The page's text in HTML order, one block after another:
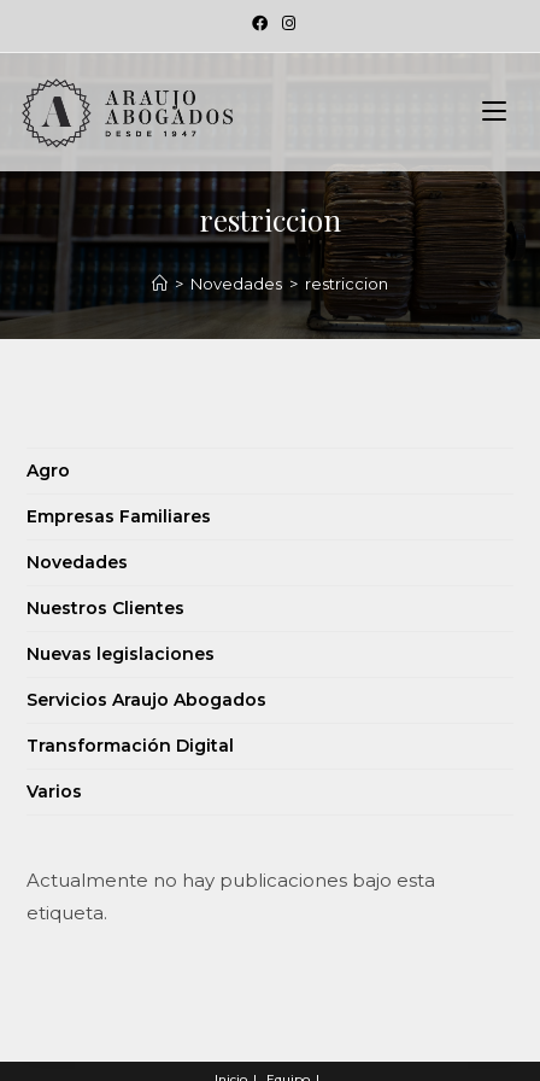
restriccion
> Novedades > restriccion
Agro
Empresas Familiares
Novedades
Nuestros Clientes
Nuevas legislaciones
Servicios Araujo Abogados
Transformación Digital
Varios
Actualmente no hay publicaciones bajo esta
etiqueta.